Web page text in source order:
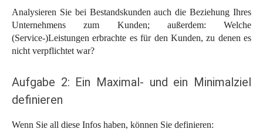
Analysieren Sie bei Bestandskunden auch die Beziehung Ihres
Unternehmens zum Kunden; außerdem: Welche
(Service-)Leistungen erbrachte es für den Kunden, zu denen es
nicht verpflichtet war?
Aufgabe 2: Ein Maximal- und ein Minimalziel
definieren
Wenn Sie all diese Infos haben, können Sie definieren: